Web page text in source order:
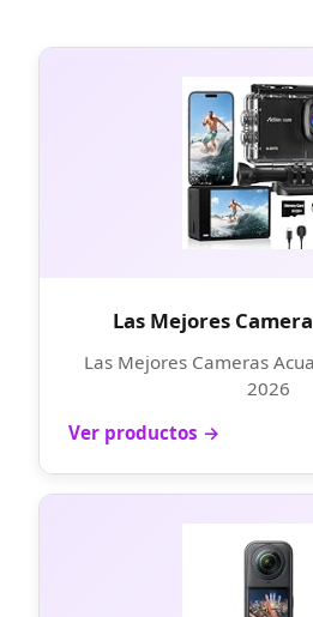
Las Mejores
Las Mejores Cameras
2026
Ver productos →